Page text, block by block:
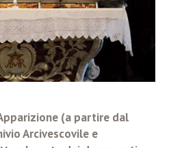
(a partire dal
Arcivescovile e